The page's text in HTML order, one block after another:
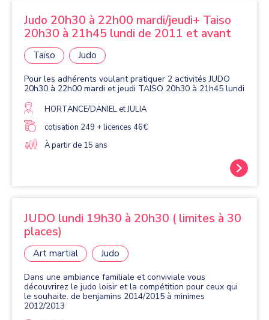
Judo 20h30 à 22h00 mardi/jeudi+ Taiso
20h30 à 21h45 lundi de 2011 et avant
Taïso Judo
Pour les adhérents voulant pratiquer 2 activités JUDO
20h30 à 22h00 mardi et jeudi TAISO 20h30 à 21h45 lundi
HORTANCE/DANIEL et JULIA
cotisation 249 + licences 46€
À partir de 15 ans
JUDO lundi 19h30 à 20h30 ( limites à 30
places)
Art martial Judo
Dans une ambiance familiale et conviviale vous
découvrirez le judo loisir et la compétition pour ceux qui
le souhaite. de benjamins 2014/2015 à minimes
2012/2013